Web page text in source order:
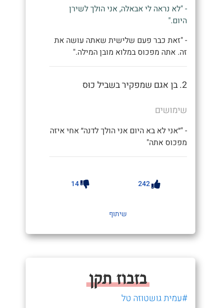
- "לא נראה לי אבאלה, אני הולך לשירן
היום."
- "זאת כבר פעם שלישית שאתה עושה את
זה. אתה מפכוס במלוא מובן המילה."
2. בן אגם שמפקיר בשביל כוּס
שימושים
- "״אני לא בא היום אני הולך לדנה״ אחי איזה
מפכוס אתה"
242
14
שיתוף
בזבוז תקן
#עמית גושטוזה טל